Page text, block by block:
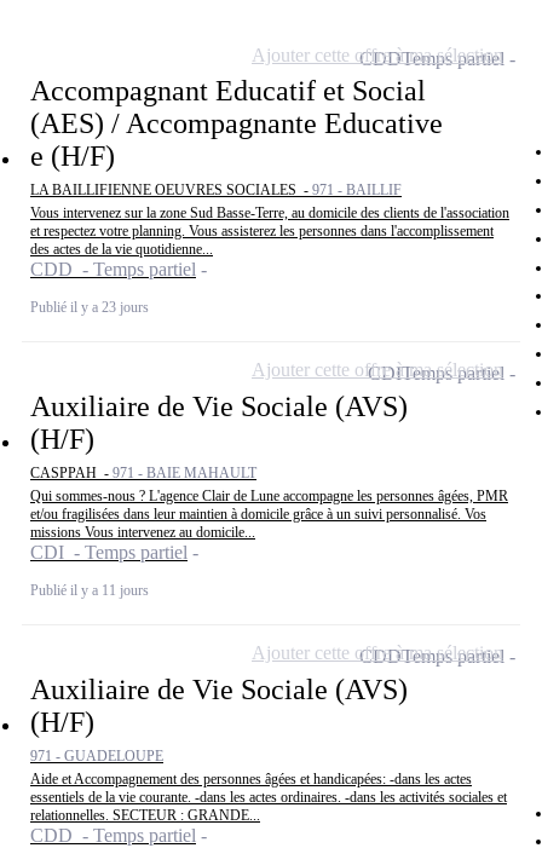
Accompagnant Educatif et Social
(AES) / Accompagnante Educative
e (H/F)
LA BAILLIFIENNE OEUVRES SOCIALES - 971 - BAILLIF
Vous intervenez sur la zone Sud Basse-Terre, au domicile des clients de l'association
et respectez votre planning. Vous assisterez les personnes dans l'accomplissement
des actes de la vie quotidienne...
CDD - Temps partiel
Publié il y a 23 jours
CDDTemps partiel
Ajouter cette offre à ma sélection
Auxiliaire de Vie Sociale (AVS)
(H/F)
CASPPAH - 971 - BAIE MAHAULT
Qui sommes-nous ? L'agence Clair de Lune accompagne les personnes âgées, PMR
et/ou fragilisées dans leur maintien à domicile grâce à un suivi personnalisé. Vos
missions Vous intervenez au domicile...
CDI - Temps partiel
Publié il y a 11 jours
CDITemps partiel
Ajouter cette offre à ma sélection
Auxiliaire de Vie Sociale (AVS)
(H/F)
971 - GUADELOUPE
Aide et Accompagnement des personnes âgées et handicapées: -dans les actes
essentiels de la vie courante. -dans les actes ordinaires. -dans les activités sociales et
relationnelles. SECTEUR : GRANDE...
CDD - Temps partiel
CDDTemps partiel
Ajouter cette offre à ma sélection